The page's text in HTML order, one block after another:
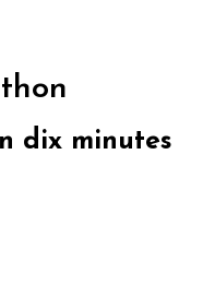
dix minutes